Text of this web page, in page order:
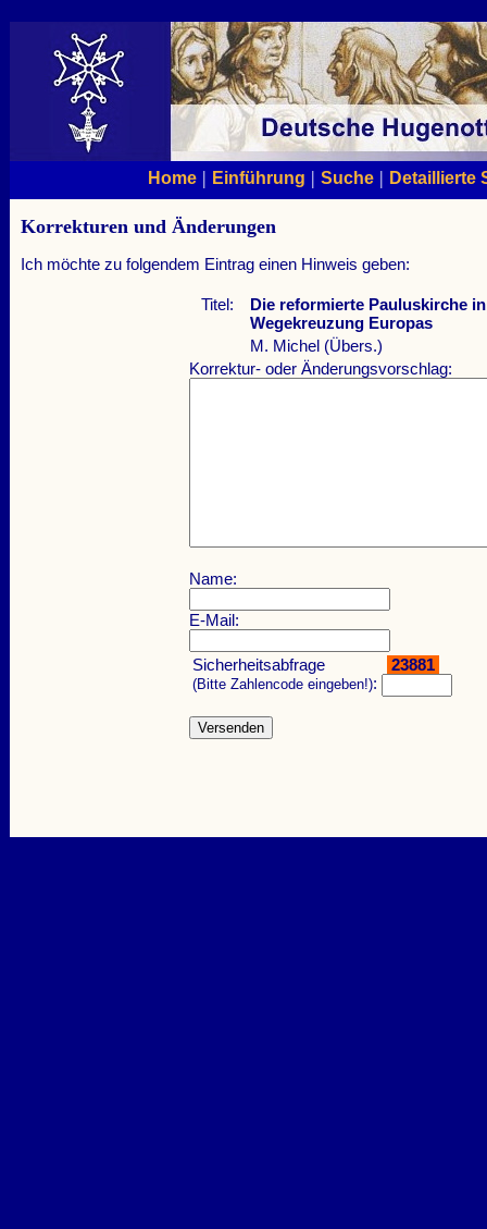
Home| Einführung | Suche| Detaillierte
Korrekturen und Änderungen
Ich möchte zu folgendem Eintrag einen Hinweis geben:
Titel:
Die reformierte Pauluskirche
Wegekreuzung Europas
M. Michel (Übers.)
Korrektur- oder Änderungsvorschlag:
Name:
E-Mail:
Sicherheitsabfrage
(Bitte Zahlencode eingeben!):
23881